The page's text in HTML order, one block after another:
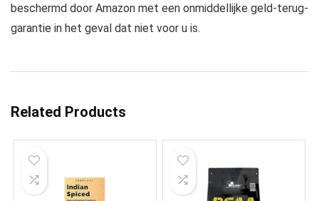
beschermd door Amazon met een onmiddellijke geld-terug-
garantie in het geval dat niet voor u is.
Related Products